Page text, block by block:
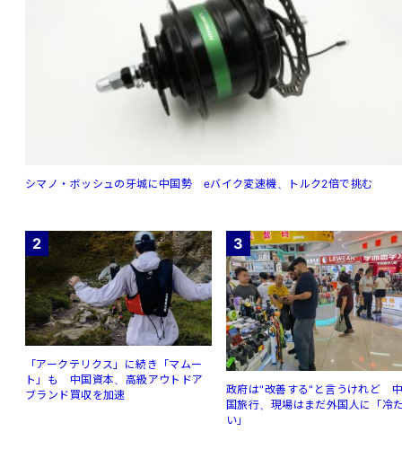
シマノ・ボッシュの牙城に中国勢 eバイク変速機、トルク2倍で挑む
2
「アークテリクス」に続き「マムー
ト」も 中国資本、高級アウトドア
ブランド買収を加速
3
政府は"改善する"と言うけれど
国旅行、現場はまだ外国人に「冷
い」